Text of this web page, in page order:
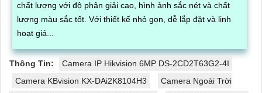
chất lượng với độ phân giải cao, hình ảnh sắc nét và chất
lượng màu sắc tốt. Với thiết kế nhỏ gọn, dễ lắp đặt và linh
hoạt giá...
Thông Tin:
Camera IP Hikvision 6MP DS-2CD2T63G2-4I
Camera KBvision KX-DAi2K8104H3
Camera Ngoài Trời